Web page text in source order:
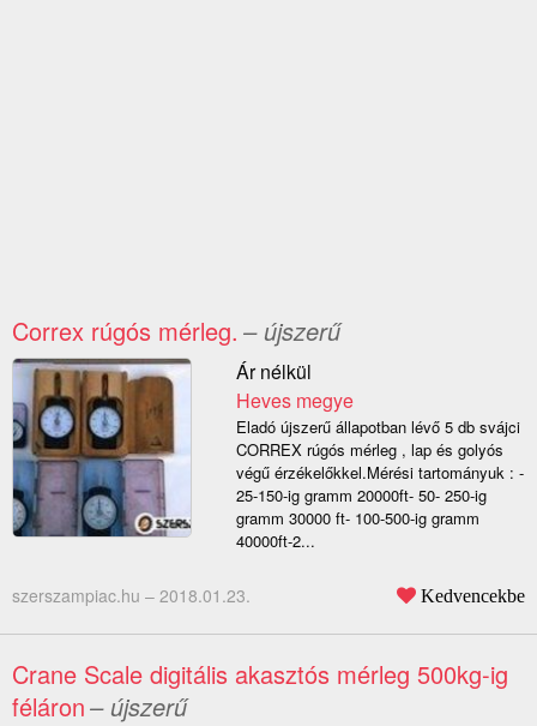
Correx rúgós mérleg. – újszerű
Ár nélkül
Heves megye
Eladó újszerű állapotban lévő 5 db svájci
CORREX rúgós mérleg , lap és golyós
végű érzékelőkkel.Mérési tartományuk : -
25-150-ig gramm 20000ft- 50- 250-ig
gramm 30000 ft- 100-500-ig gramm
40000ft-2...
szerszampiac.hu – 2018.01.23. Kedvencekbe
Crane Scale digitális akasztós mérleg 500kg-ig
féláron– újszerű